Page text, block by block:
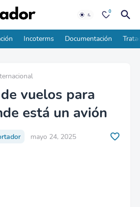
0
Incoterms Documentación
vuelos para
está un avión
mayo 24, 2025